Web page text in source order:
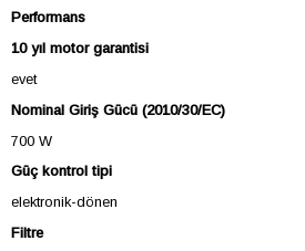
Performans
10 yıl motor garantisi
evet
Nominal Giriş Gücü (2010/30/EC)
700 W
Güç kontrol tipi
elektronik-dönen
Filtre